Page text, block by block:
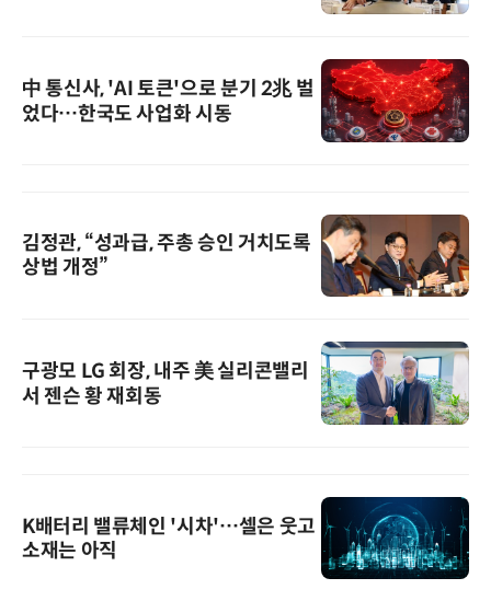
中 통신사, 'AI 토큰'으로 분기 2兆 벌
었다…한국도 사업화 시동
김정관, “성과급, 주총 승인 거치도록
상법 개정”
구광모 LG 회장, 내주 美 실리콘밸리
서 젠슨 황 재회동
K배터리 밸류체인 '시차'…셀은 웃고
소재는 아직